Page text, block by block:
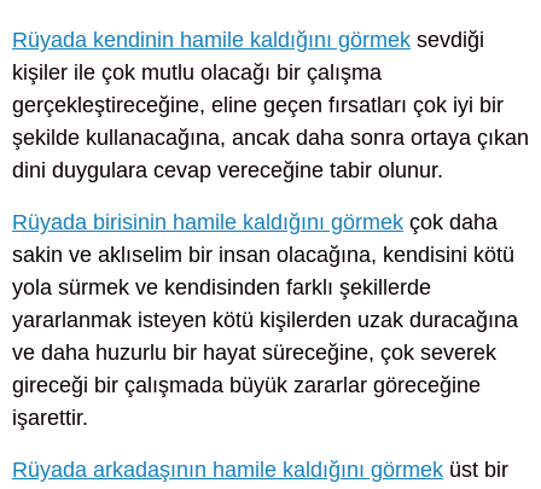
Rüyada kendinin hamile kaldığını görmek sevdiği
kişiler ile çok mutlu olacağı bir çalışma
gerçekleştireceğine, eline geçen fırsatları çok iyi bir
şekilde kullanacağına, ancak daha sonra ortaya çıkan
dini duygulara cevap vereceğine tabir olunur.
Rüyada birisinin hamile kaldığını görmek çok daha
sakin ve aklıselim bir insan olacağına, kendisini kötü
yola sürmek ve kendisinden farklı şekillerde
yararlanmak isteyen kötü kişilerden uzak duracağına
ve daha huzurlu bir hayat süreceğine, çok severek
gireceği bir çalışmada büyük zararlar göreceğine
işarettir.
Rüyada arkadaşının hamile kaldığını görmek üst bir